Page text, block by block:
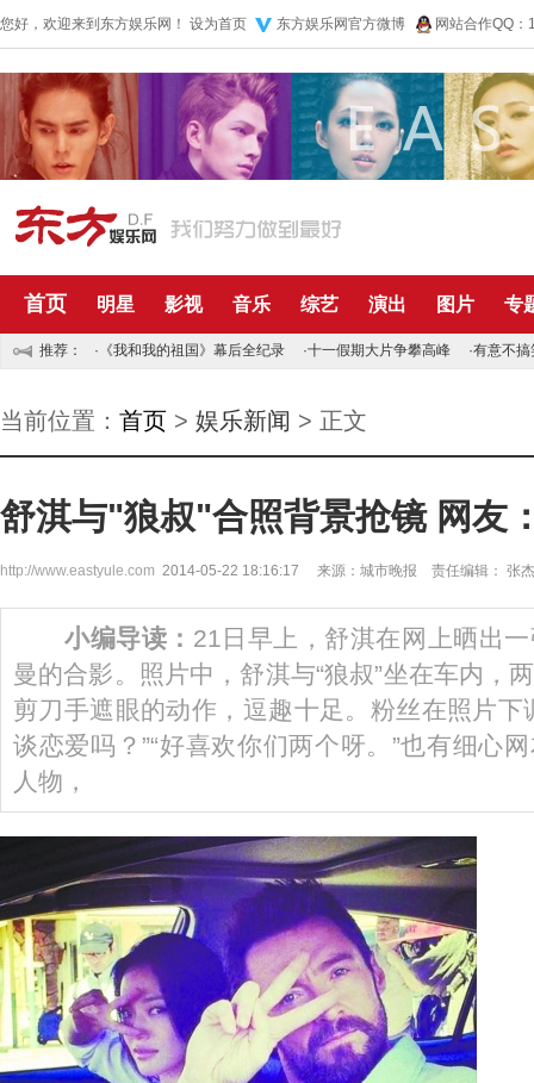
您好，欢迎来到东方娱乐网！ 设为首页 东方娱乐网官方微博 网站合作QQ
首页 明星 影视 音乐 综艺 演出 图片 专
推荐： · 《我和我的祖国》幕后全纪录 ·十一假期大片争攀高峰 ·有意不搞
当前位置： 首页 > 娱乐新闻 > 正文
舒淇与"狼叔"合照背景抢镜 网友
http://www.eastyule.com 2014-05-22 18:16:17 来源：城市晚报 责任编辑： 张杰
小编导读： 21日早上，舒淇在网上晒出一
曼的合影。照片中，舒淇与“狼叔”坐在车内，
剪刀手遮眼的动作，逗趣十足。粉丝在照片下
谈恋爱吗？”“好喜欢你们两个呀。”也有细心
人物，